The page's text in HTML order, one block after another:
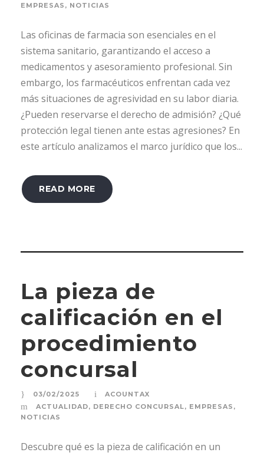
EMPRESAS , NOTICIAS
Las oficinas de farmacia son esenciales en el
sistema sanitario, garantizando el acceso a
medicamentos y asesoramiento profesional. Sin
embargo, los farmacéuticos enfrentan cada vez
más situaciones de agresividad en su labor diaria.
¿Pueden reservarse el derecho de admisión? ¿Qué
protección legal tienen ante estas agresiones? En
este artículo analizamos el marco jurídico que los...
READ MORE
La pieza de
calificación en el
procedimiento
concursal
03/02/2025
ACOUNTAX
ACTUALIDAD, DERECHO CONCURSAL, EMPRESAS ,
NOTICIAS
Descubre qué es la pieza de calificación en un